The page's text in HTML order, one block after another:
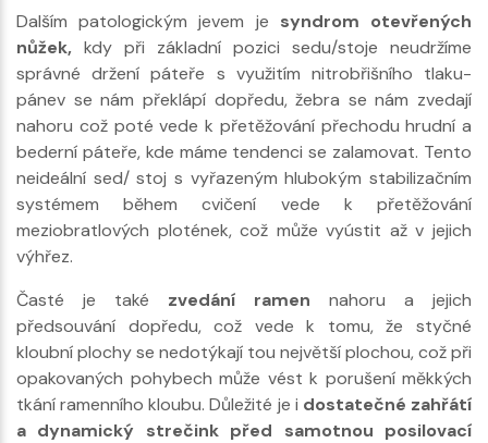
Dalším patologickým jevem je syndrom otevřených
nůžek, kdy při základní pozici sedu/stoje neudržíme
správné držení páteře s využitím nitrobřišního tlaku-
pánev se nám překlápí dopředu, žebra se nám zvedají
nahoru což poté vede k přetěžování přechodu hrudní a
bederní páteře, kde máme tendenci se zalamovat. Tento
neideální sed/ stoj s vyřazeným hlubokým stabilizačním
systémem během cvičení vede k přetěžování
meziobratlových plotének, což může vyústit až v jejich
výhřez.
Časté je také zvedání ramen nahoru a jejich
předsouvání dopředu, což vede k tomu, že styčné
kloubní plochy se nedotýkají tou největší plochou, což při
opakovaných pohybech může vést k porušení měkkých
tkání ramenního kloubu. Důležité je i dostatečné zahřátí
a dynamický strečink před samotnou posilovací